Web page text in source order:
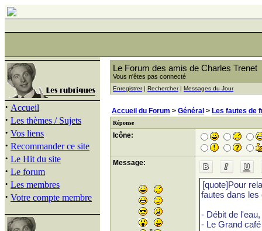
· Accueil
· Les thèmes / Sujets
· Vos liens
· Recommander ce site
· Le Hit du site
· Le forum
· Les membres
· Votre compte membre
Le Forum des amis de Charles Trenet
Vous n'êtes pas connecté
Enregistrer| Rechercher| Messages du Jour
Accueil du Forum > Général > Les fautes de
Réponse
Icône:
Message: